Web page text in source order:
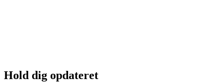
Hold dig opdateret